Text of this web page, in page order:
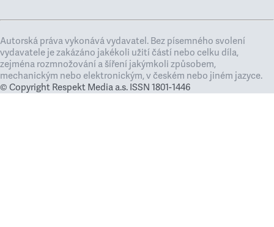
Autorská práva vykonává vydavatel. Bez písemného svolení
vydavatele je zakázáno jakékoli užití částí nebo celku díla,
zejména rozmnožování a šíření jakýmkoli způsobem,
mechanickým nebo elektronickým, v českém nebo jiném jazyce.
© Copyright Respekt Media a.s. ISSN 1801-1446